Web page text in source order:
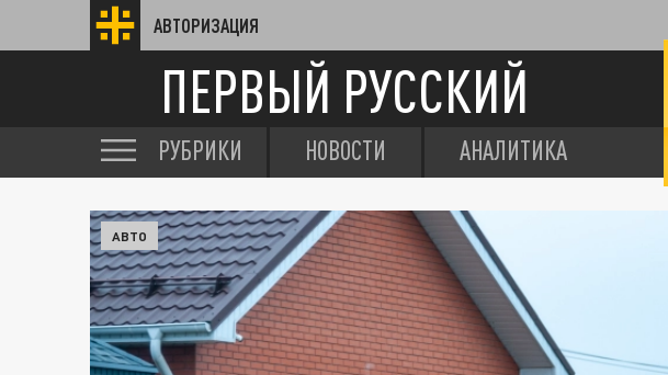
АВТОРИЗАЦИЯ
ПЕРВЫЙ РУССКИЙ
РУБРИКИ НОВОСТИ АНАЛИТИКА
АВТО